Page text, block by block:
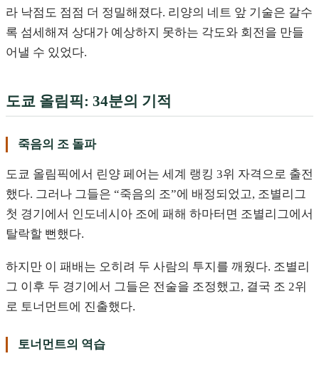
라 낙점도 점점 더 정밀해졌다. 리양의 네트 앞 기술은 갈수
록 섬세해져 상대가 예상하지 못하는 각도와 회전을 만들
어낼 수 있었다.
도쿄 올림픽: 34분의 기적
죽음의 조 돌파
도쿄 올림픽에서 린양 페어는 세계 랭킹 3위 자격으로 출전
했다. 그러나 그들은 “죽음의 조”에 배정되었고, 조별리그
첫 경기에서 인도네시아 조에 패해 하마터면 조별리그에서
탈락할 뻔했다.
하지만 이 패배는 오히려 두 사람의 투지를 깨웠다. 조별리
그 이후 두 경기에서 그들은 전술을 조정했고, 결국 조 2위
로 토너먼트에 진출했다.
토너먼트의 역습